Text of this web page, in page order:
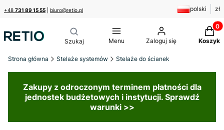
+48 731 89 15 55 biuro@retio.pl polski zł
Menu Zaloguj się Koszyk
Strona główna Stelaże systemów Stelaże do ścianek
Zakupy z odroczonym terminem płatności dla
jednostek budżetowych i instytucji. Sprawdź
warunki >>